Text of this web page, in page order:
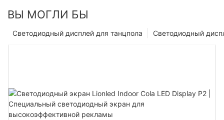
ВЫ МОГЛИ БЫ
Светодиодный
Светодиодный дисплей для танцпола